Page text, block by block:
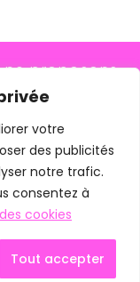
votre
des publicités
notre trafic.
consentez à
cookies
Tout accepter
ne proposons
(placés en
26, ils
le
avec
me